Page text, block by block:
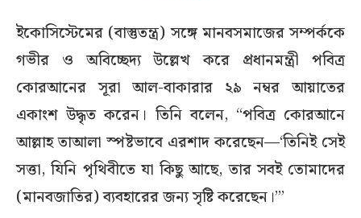
ইকোসিস্টেমের (বাস্তুতন্ত্র) সঙ্গে মানবসমাজের সম্পর্ককে
গভীর ও অবিচ্ছেদ্য উল্লেখ করে প্রধানমন্ত্রী পবিত্র
কোরআনের সূরা আল-বাকারার ২৯ নম্বর আয়াতের
একাংশ উদ্ধৃত করেন। তিনি বলেন, “পবিত্র কোরআনে
আল্লাহ তাআলা স্পষ্টভাবে এরশাদ করেছেন—‘তিনিই সেই
সত্তা, যিনি পৃথিবীতে যা কিছু আছে, তার সবই তোমাদের
(মানবজাতির) ব্যবহারের জন্য সৃষ্টি করেছেন।’”